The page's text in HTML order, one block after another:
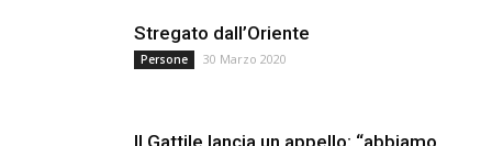
Stregato dall’Oriente
Persone 30 Marzo 2020
Il Gattile lancia un appello: “abbiamo